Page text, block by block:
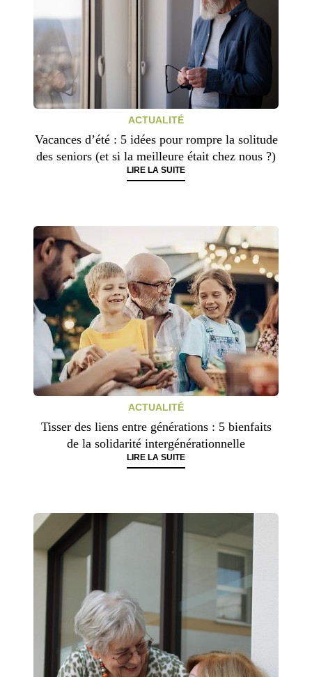
ACTUALITÉ
Vacances d’été : 5 idées pour rompre la solitude
des seniors (et si la meilleure était chez nous ?)
LIRE LA SUITE
ACTUALITÉ
Tisser des liens entre générations : 5 bienfaits
de la solidarité intergénérationnelle
LIRE LA SUITE